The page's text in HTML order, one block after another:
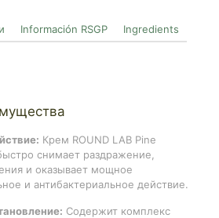
Información RSGP Ingredients
Крем ROUND LAB Pine
снимает раздражение,
и оказывает мощное
и антибактериальное действие.
Содержит комплекс